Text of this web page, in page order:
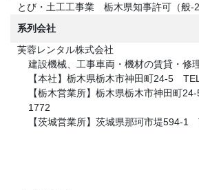
とび・土工工事業 栃木県知事許可（般-
系列会社
芙蓉レンタル株式会社
建設機械、工事車両・機材の賃貸・修
【本社】栃木県栃木市神田町24-5
【栃木営業所】栃木県栃木市神田町
1772
【茨城営業所】茨城県那珂市堤594-